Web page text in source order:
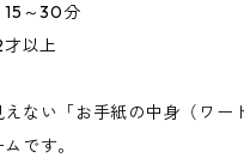
15～30分
以上
ない「お手紙の中身（ワー
です。